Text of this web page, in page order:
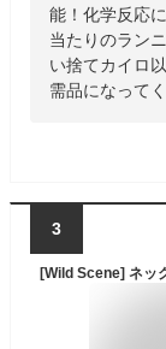
能！化学反応
当たりのラン
い捨てカイロ
需品になって
3